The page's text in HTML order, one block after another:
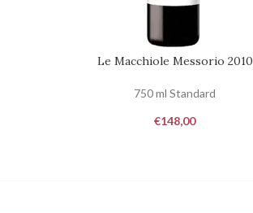
RICHIEDI DISPONIBILITÀ
Le Macchiole Messorio 2010
750 ml Standard
€148,00